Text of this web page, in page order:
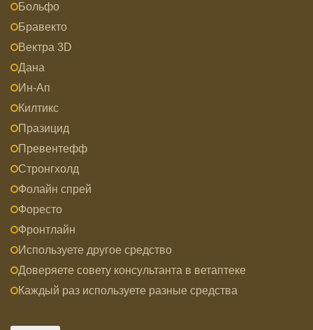
Больфо
Бравекто
Вектра 3D
Дана
Ин-Ап
Килтикс
Празицид
Превентефф
Стронгхолд
Фолайн спрей
Форесто
Фронтлайн
Используете другое средство
Доверяете совету консультанта в ветаптеке
Каждый раз используете разные средства